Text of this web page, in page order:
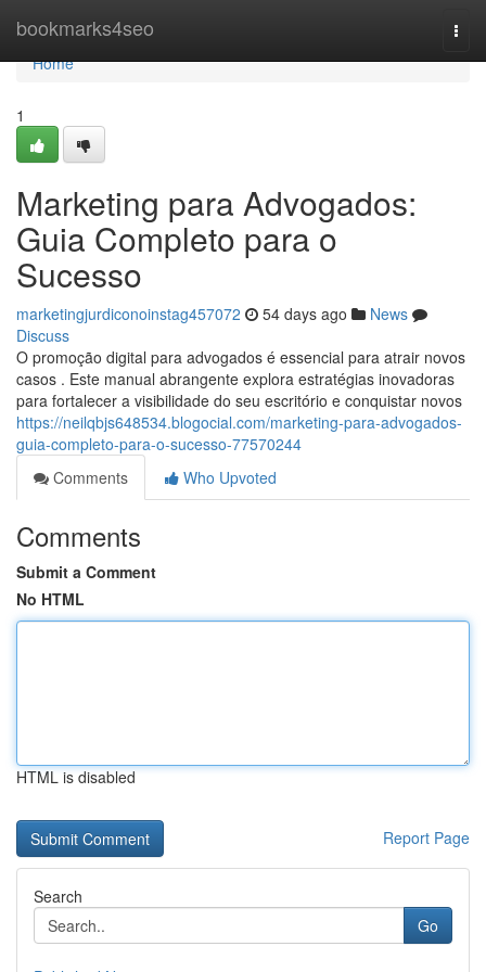
bookmarks4seo
Home
Home
1
Marketing para Advogados:
Guia Completo para o
Sucesso
marketingjurdiconoinstag457072 54 days ago
News
Discuss
O promoção digital para advogados é essencial para atrair novos
casos . Este manual abrangente explora estratégias inovadoras
para fortalecer a visibilidade do seu escritório e conquistar novos
https://neilqbjs648534.blogocial.com/marketing-para-advogados-
guia-completo-para-o-sucesso-77570244
Comments
Who Upvoted
Comments
Submit a Comment
No HTML
HTML is disabled
Report Page
Search
Go